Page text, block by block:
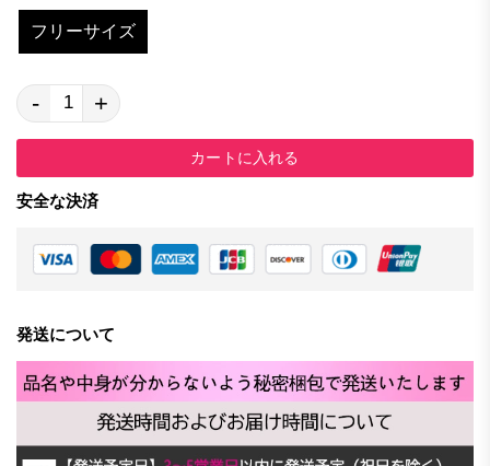
フリーサイズ
- +
カートに入れる
安全な決済
発送について